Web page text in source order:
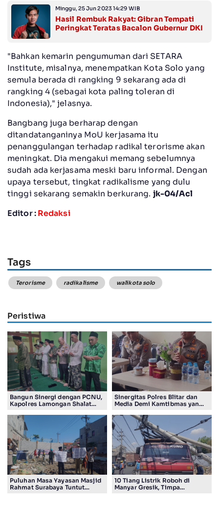
Minggu, 25 Jun 2023 14:29 WIB
Hasil Rembuk Rakyat: Gibran Tempati
Peringkat Teratas Bacalon Gubernur DKI
"Bahkan kemarin pengumuman dari SETARA
Institute, misalnya, menempatkan Kota Solo yang
semula berada di rangking 9 sekarang ada di
rangking 4 (sebagai kota paling toleran di
Indonesia)," jelasnya.
Bangbang juga berharap dengan
ditandatanganinya MoU kerjasama itu
penanggulangan terhadap radikal terorisme akan
meningkat. Dia mengakui memang sebelumnya
sudah ada kerjasama meski baru informal. Dengan
upaya tersebut, tingkat radikalisme yang dulu
tinggi sekarang semakin berkurang. jk-04/Acl
Editor :Redaksi
Tags
Terorisme radikalisme walikota solo
Peristiwa
Bangun Sinergi dengan PCNU,
Kapolres Lamongan Shalat
Pengurus
Sinergitas Polres Blitar dan
Media Demi Kamtibmas yang
Puluhan Masa Yayasan Masjid
Rahmat Surabaya Tuntut
10 Tiang Listrik Roboh di
Manyar Gresik, Timpa